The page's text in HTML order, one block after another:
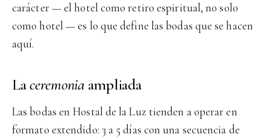
carácter — el hotel como retiro espiritual, no solo
como hotel — es lo que define las bodas que se hacen
aquí.
Laceremoniaampliada
Las bodas en Hostal de la Luz tienden a operar en
formato extendido: 3 a 5 días con una secuencia de